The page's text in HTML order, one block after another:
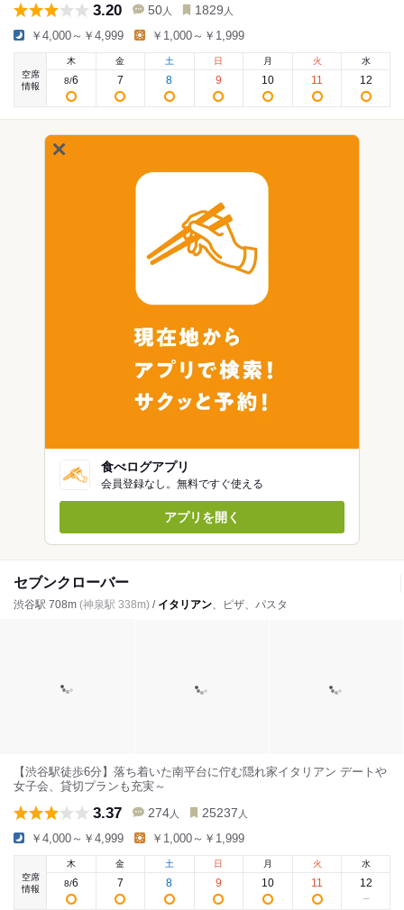
3.20 50 人 1829 人
￥4,000～￥4,999 ￥1,000～￥1,999
空席
情報
木
8/6
金
7
土
8
日
9
月
10
火
11
水
12
食べログアプリ
会員登録なし。無料ですぐ使える
アプリを開く
セブンクローバー
渋谷駅 708m (神泉駅 338m) / イタリアン、ピザ、パスタ
【渋谷駅徒歩6分】落ち着いた南平台に佇む隠れ家イタリアン デートや
女子会、貸切プランも充実～
3.37 274 人 25237 人
￥4,000～￥4,999 ￥1,000～￥1,999
空席
情報
木
8/6
金
7
土
8
日
9
月
10
火
11
水
12